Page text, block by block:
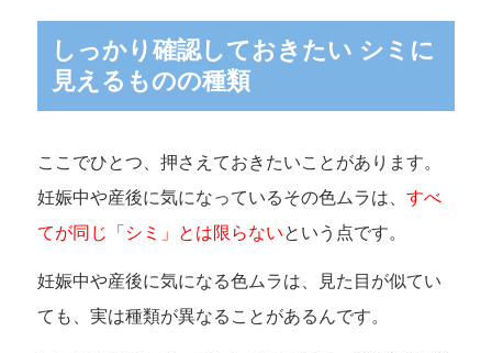
しっかり確認しておきたい シミに
見えるものの種類
ここでひとつ、押さえておきたいことがあります。
妊娠中や産後に気になっているその色ムラは、 すべ
てが同じ「シミ」とは限らないという点です。
妊娠中や産後に気になる色ムラは、見た目が似てい
ても、実は種類が異なることがあるんです。